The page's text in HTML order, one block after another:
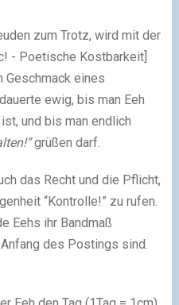
zum Trotz, wird mit der
- Poetische Kostbarkeit]
Geschmack eines
ewig, bis man Eeh
ist, und bis man endlich
grüßen darf.
das Recht und die Pflicht,
“Kontrolle!” zu rufen.
Eehs ihr Bandmaß
des Postings sind.